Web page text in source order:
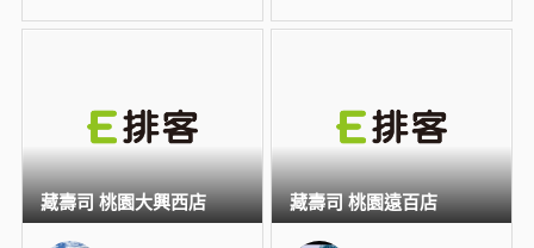
藏壽司 桃園大興西店 藏壽司 桃園遠百店